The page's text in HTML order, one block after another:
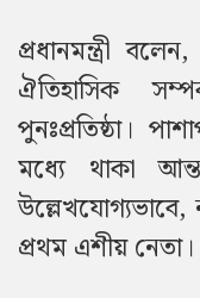
প্রধানমন্ত্রী
ঐতিহাসিক
পুনঃপ্রতিষ্ঠা।
মধ্যে থাকা
উল্লেখযোগ্যভাবে,
প্রথম এশীয় নেতা।